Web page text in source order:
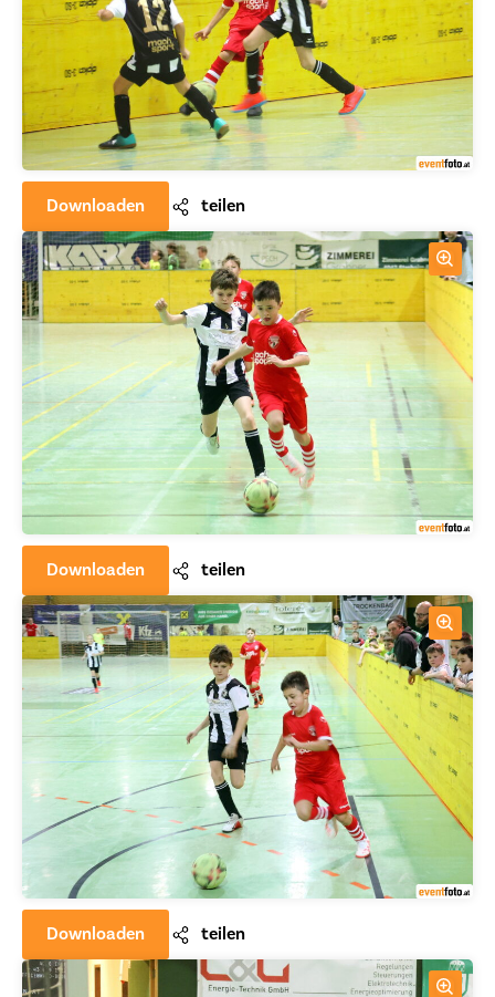
Downloaden teilen
Downloaden teilen
Downloaden teilen